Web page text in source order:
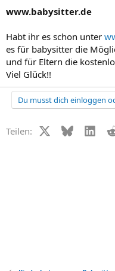
www.babysitter.de
Habt ihr es schon unter
es für babysitter die
und für Eltern die
Viel Glück!!
Du musst dich einloggen
Teilen: X (Twitter)
Bluesky